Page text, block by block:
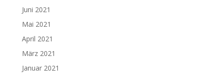
Juni 2021
Mai 2021
April 2021
März 2021
Januar 2021